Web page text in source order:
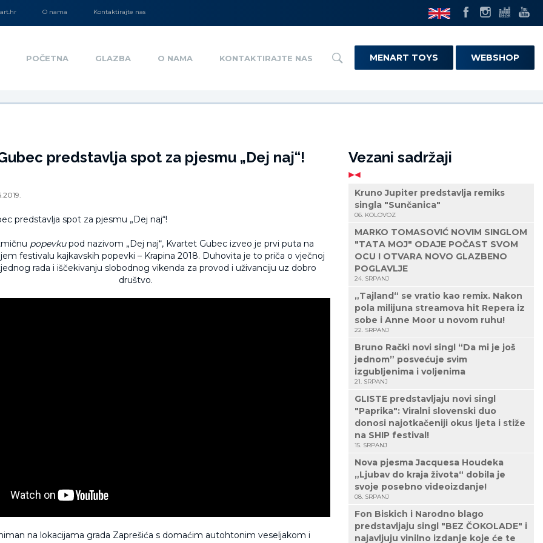
O nama Kontaktirajte nas
POČETNA GLAZBA O NAMA KONTAKTIRAJTE NAS MENART TOYS WEBSHOP
predstavlja spot za pjesmu „Dej naj“!
popevkupod nazivom „Dej naj“, Kvartet Gubec izveo je prvi puta na
festivalu kajkavskih popevki – Krapina 2018. Duhovita je to priča o vječnoj
rada i iščekivanju slobodnog vikenda za provod i uživanciju uz dobro
društvo.
na lokacijama grada Zaprešića s domaćim autohtonim veseljakom i
Vezani sadržaji
Kruno Jupiter predstavlja remiks
singla "Sunčanica"
06. KOLOVOZ
MARKO TOMASOVIĆ NOVIM SINGLOM
"TATA MOJ" ODAJE POČAST SVOM
OCU I OTVARA NOVO GLAZBENO
POGLAVLJE
24. SRPANJ
„Tajland“ se vratio kao remix. Nakon
pola milijuna streamova hit Repera iz
sobe i Anne Moor u novom ruhu!
22. SRPANJ
Bruno Rački novi singl “Da mi je još
jednom” posvećuje svim
izgubljenima i voljenima
21. SRPANJ
GLISTE predstavljaju novi singl
"Paprika": Viralni slovenski duo
donosi najotkačeniji okus ljeta i stiže
na SHIP festival!
15. SRPANJ
Nova pjesma Jacquesa Houdeka
„Ljubav do kraja života“ dobila je
svoje posebno videoizdanje!
08. SRPANJ
Fon Biskich i Narodno blago
predstavljaju singl "BEZ ČOKOLADE" i
najavljuju vinilno izdanje koje će te